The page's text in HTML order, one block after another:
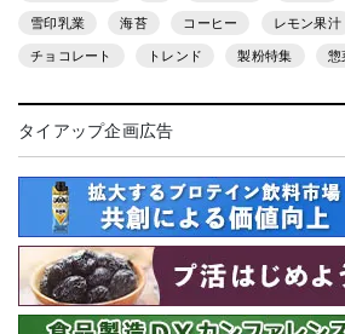
雪印乳業 海苔 コーヒー レモン果汁
チョコレート トレンド 製粉特集 惣
タイアップ企画広告